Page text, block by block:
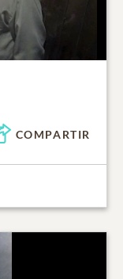
COMPARTIR